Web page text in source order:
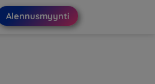
Alennusmyynti